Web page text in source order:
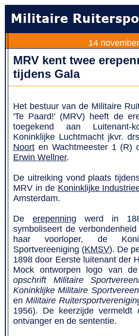
14
MRV kent twee
tijdens Gala
Het bestuur van de Militaire
'Te Paard!' (MRV) heeft de
toegekend aan
Koninklijke Luchtmacht jkvr.
Noort en Wachtmeester 1 (R)
Erwin Wellner.
De uitreiking vond plaats
MRV in de Koninklijke
Amsterdam.
De erepenning werd in
symboliseert de
haar voorloper, de
Sportvereeniging (KMSV). De
1898 door Eerste luitenant der
Mock ontworpen logo van
opschrift Militaire
Koninklijke Militaire
en Militaire
1956). De keerzijde
ontvanger en de sententie.